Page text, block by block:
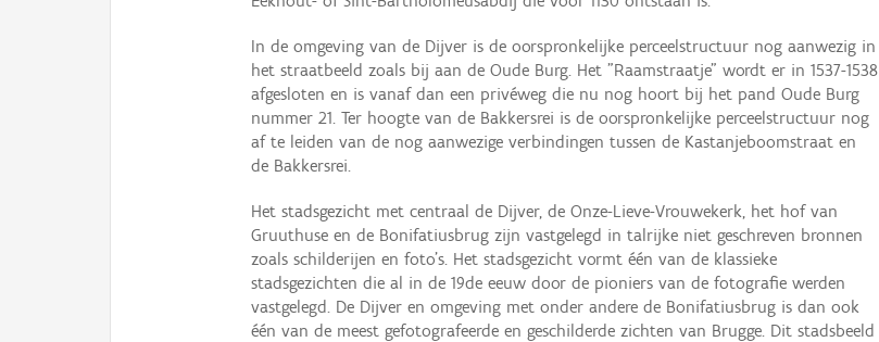
In de omgeving van de Dijver is de oorspronkelijke perceelstructuur nog aanwezig in
het straatbeeld zoals bij aan de Oude Burg. Het "Raamstraatje" wordt er in 1537-1538
afgesloten en is vanaf dan een privéweg die nu nog hoort bij het pand Oude Burg
nummer 21. Ter hoogte van de Bakkersrei is de oorspronkelijke perceelstructuur nog
af te leiden van de nog aanwezige verbindingen tussen de Kastanjeboomstraat en
de Bakkersrei.
Het stadsgezicht met centraal de Dijver, de Onze-Lieve-Vrouwekerk, het hof van
Gruuthuse en de Bonifatiusbrug zijn vastgelegd in talrijke niet geschreven bronnen
zoals schilderijen en foto’s. Het stadsgezicht vormt één van de klassieke
stadsgezichten die al in de 19de eeuw door de pioniers van de fotografie werden
vastgelegd. De Dijver en omgeving met onder andere de Bonifatiusbrug is dan ook
één van de meest gefotografeerde en geschilderde zichten van Brugge. Dit stadsbeeld